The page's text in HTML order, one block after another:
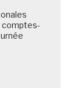
comptes-